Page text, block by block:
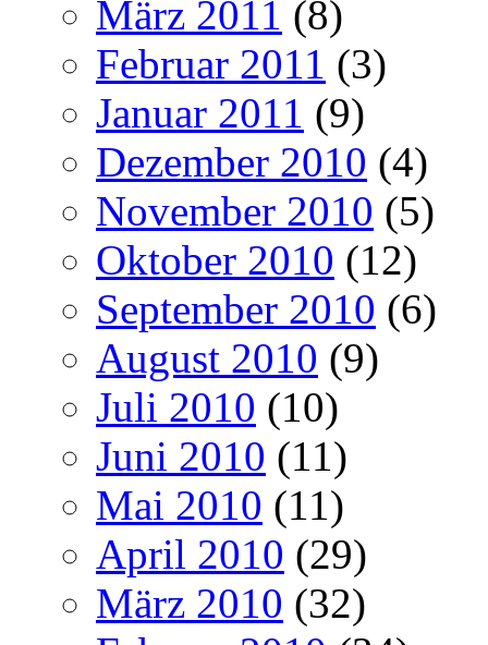
März 2011 (8)
Februar 2011 (3)
Januar 2011 (9)
Dezember 2010 (4)
November 2010 (5)
Oktober 2010 (12)
September 2010 (6)
August 2010 (9)
Juli 2010 (10)
Juni 2010 (11)
Mai 2010 (11)
April 2010 (29)
März 2010 (32)